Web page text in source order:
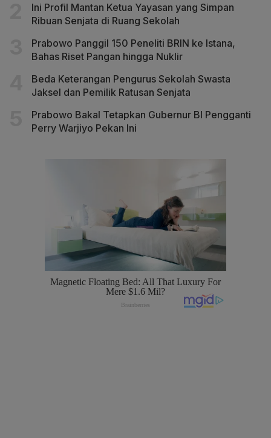
Ini Profil Mantan Ketua Yayasan yang Simpan
Ribuan Senjata di Ruang Sekolah
Prabowo Panggil 150 Peneliti BRIN ke Istana,
Bahas Riset Pangan hingga Nuklir
Beda Keterangan Pengurus Sekolah Swasta
Jaksel dan Pemilik Ratusan Senjata
Prabowo Bakal Tetapkan Gubernur BI Pengganti
Perry Warjiyo Pekan Ini